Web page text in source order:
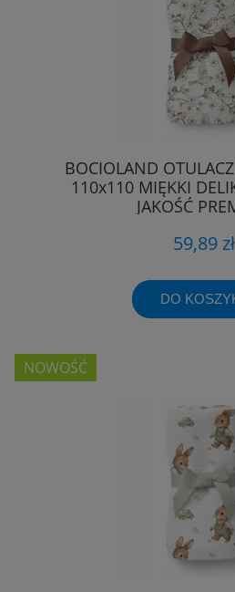
BOCIOLAND
110x110 MIĘKKI
JAKOŚĆ
59,89 zł
DO
NOWOŚĆ